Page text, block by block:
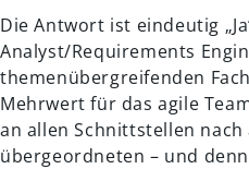
Die Antwort ist eindeutig
Analyst/Requirements
themenübergreifenden
Mehrwert für das agile
an allen Schnittstellen
übergeordneten – und